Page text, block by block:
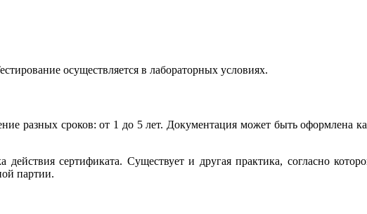
осуществляется в лабораторных условиях.
разных сроков: от 1 до 5 лет. Документация может быть оформлена
сертификата. Существует и другая практика, согласно
партии.